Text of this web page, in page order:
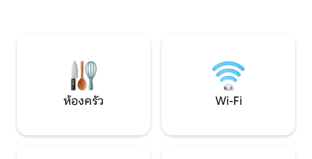
คุณภาพดี การตกแต่งที่พิถีพิถัน และทาง
หยุดสุดสัปดาห์อย่างมีระดับหรือการพัก
ผ่อนอย่างเงียบสงบ
พร้อมเน็ตฟลิกซ์และ
ระบุผู้เข้าพักที่เงีย
ห้องครัว Wi-Fi